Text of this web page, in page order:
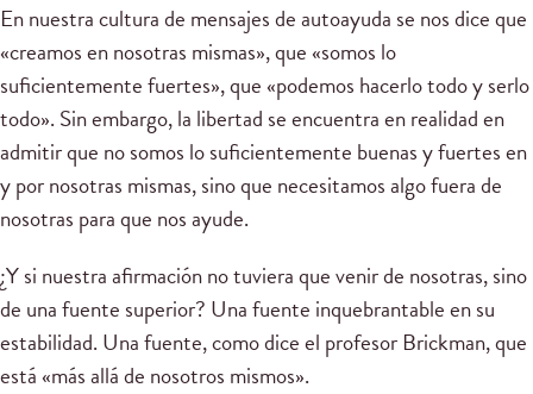
En nuestra cultura de mensajes de autoayuda se nos dice que
«creamos en nosotras mismas», que «somos lo
suficientemente fuertes», que «podemos hacerlo todo y serlo
todo». Sin embargo, la libertad se encuentra en realidad en
admitir que no somos lo suficientemente buenas y fuertes en
y por nosotras mismas, sino que necesitamos algo fuera de
nosotras para que nos ayude.
¿Y si nuestra afirmación no tuviera que venir de nosotras, sino
de una fuente superior? Una fuente inquebrantable en su
estabilidad. Una fuente, como dice el profesor Brickman, que
está «más allá de nosotros mismos».